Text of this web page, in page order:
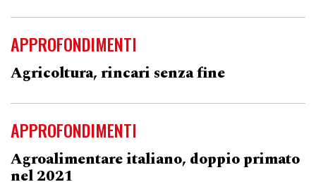
APPROFONDIMENTI
Agricoltura, rincari senza fine
APPROFONDIMENTI
Agroalimentare italiano, doppio primato
nel 2021